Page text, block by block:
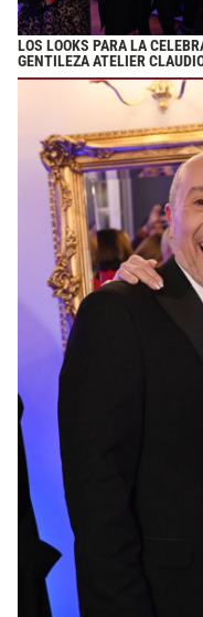
LOS LOOKS PARA LA
GENTILEZA ATELIER